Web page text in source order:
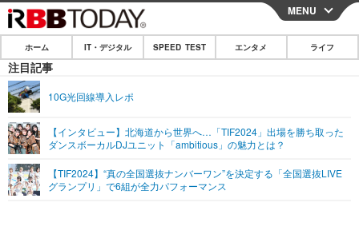
CLOSE
ホーム
IT・デジタル
ネタ ガジェット・ツール
ショッピング その他
SPEED TEST
エンタメ
エンタメTOP
ライフ
MENU
ホーム IT・デジタル SPEED TEST エンタメ ライフ
注目記事
10G光回線導入レポ
【インタビュー】北海道から世界へ…「TIF2024」出場を勝ち取った
ダンスボーカルDJユニット「ambitious」の魅力とは？
【TIF2024】“真の全国選抜ナンバーワン”を決定する「全国選抜LIVE
グランプリ」で6組が全力パフォーマンス